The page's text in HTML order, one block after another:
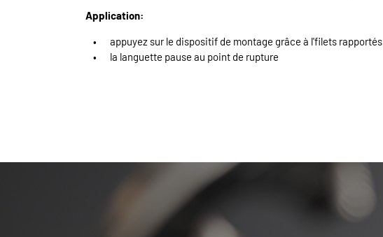
Application:
appuyez sur le dispositif de montage grâce à l'filets rapportés
la languette pause au point de rupture